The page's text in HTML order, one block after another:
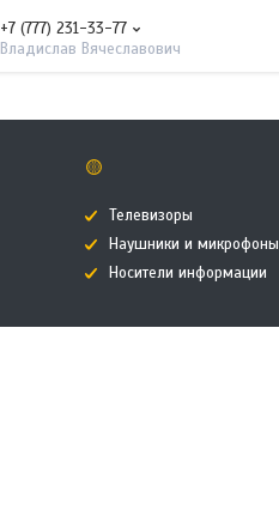
+7 (777) 231-33-77
Владислав Вячеславович
🟡
Телевизоры
Наушники и микрофоны
Носители информации